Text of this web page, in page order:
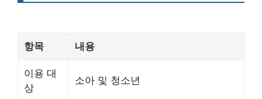
항목 내용
이용 대
상
소아 및 청소년